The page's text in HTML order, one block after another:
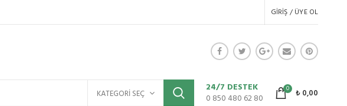
GIRIŞ / ÜYE OL
KATEGORI SEÇ
24/7 DESTEK
0 850 480 62 80
0 ₺0,00